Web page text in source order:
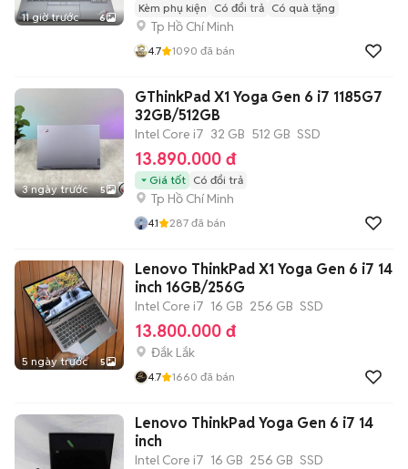
11 giờ trước 6
Kèm phụ kiện Có đổi trả Có quà tặng
Tp Hồ Chí Minh
4.7 1090 đã bán
3 ngày trước 5
GThinkPad X1 Yoga Gen 6 i7 1185G7
32GB/512GB
Intel Core i7 32 GB 512 GB SSD
13.890.000 đ
Giá tốt Có đổi trả
Tp Hồ Chí Minh
4.1 287 đã bán
5 ngày trước 5
Lenovo ThinkPad X1 Yoga Gen 6 i7 14
inch 16GB/256G
Intel Core i7 16 GB 256 GB SSD
13.800.000 đ
Đắk Lắk
4.7 1660 đã bán
Lenovo ThinkPad Yoga Gen 6 i7 14
inch
Intel Core i7 16 GB 256 GB SSD